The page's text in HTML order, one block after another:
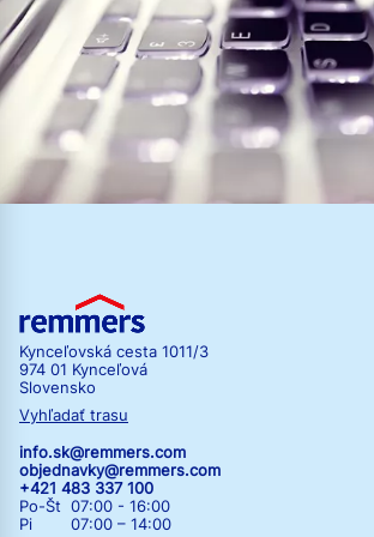
Kynceľovská cesta 1011/3
974 01 Kynceľová
Slovensko
Vyhľadať trasu
info.sk@remmers.com
objednavky@remmers.com
+421 483 337 100
Po-Št 07:00 - 16:00
Pi 07:00 – 14:00